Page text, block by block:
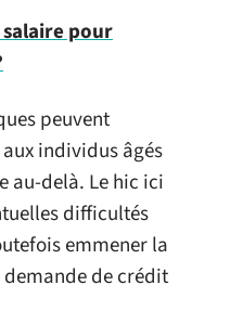
pour
peuvent
individus âgés
au-delà. Le hic ici
difficultés
emmener la
de crédit